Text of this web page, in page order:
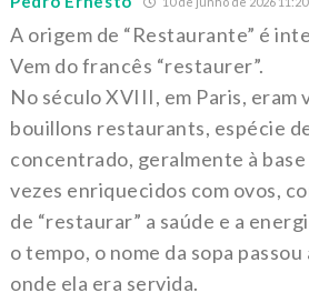
A origem de “Restaurante” é
Vem do francês “restaurer”.
No século XVIII, em Paris, eram
bouillons restaurants, espécie
concentrado, geralmente à
vezes enriquecidos com ovos,
de “restaurar” a saúde e a
o tempo, o nome da sopa
onde ela era servida.